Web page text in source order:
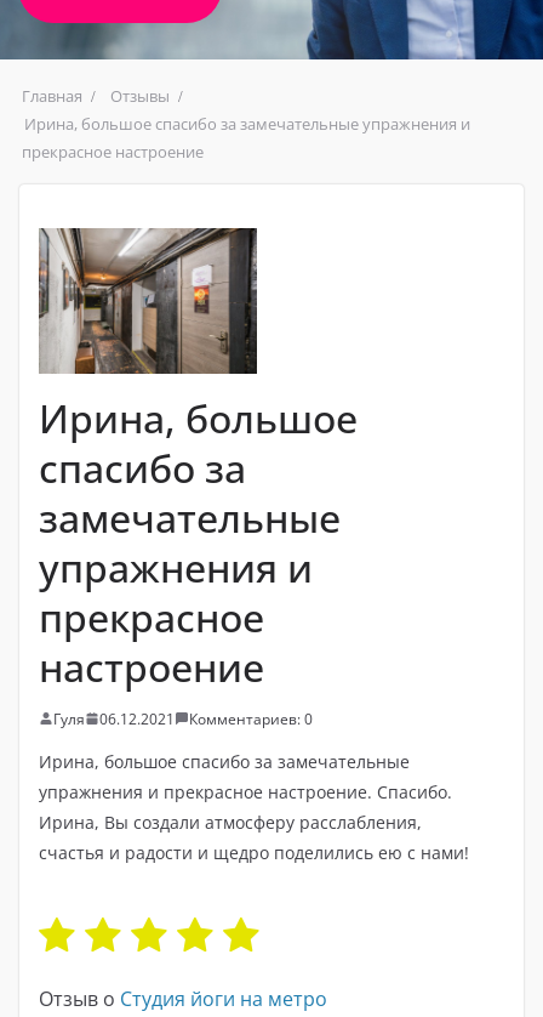
Главная
Отзывы
Ирина, большое спасибо за замечательные упражнения и
прекрасное настроение
Ирина, большое
спасибо за
замечательные
упражнения и
прекрасное
настроение
Гуля 06.12.2021 Комментариев: 0
Ирина, большое спасибо за замечательные
упражнения и прекрасное настроение. Спасибо.
Ирина, Вы создали атмосферу расслабления,
счастья и радости и щедро поделились ею с нами!
Отзыв о Студия йоги на метро